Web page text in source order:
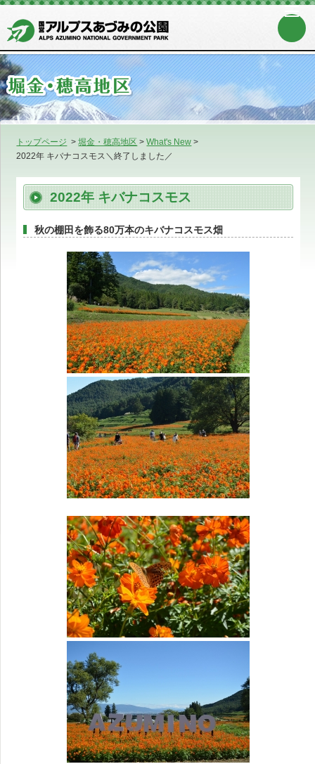
トップページ > 堀金・穂高地区 > What's New >
2022年 キバナコスモス＼終了しました／
2022年 キバナコスモス
秋の棚田を飾る80万本のキバナコスモス畑